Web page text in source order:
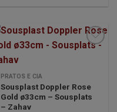
lista de
desejos
PRATOS E CIA
Sousplast Doppler Rose
Gold ø33cm – Sousplats
– Zahav